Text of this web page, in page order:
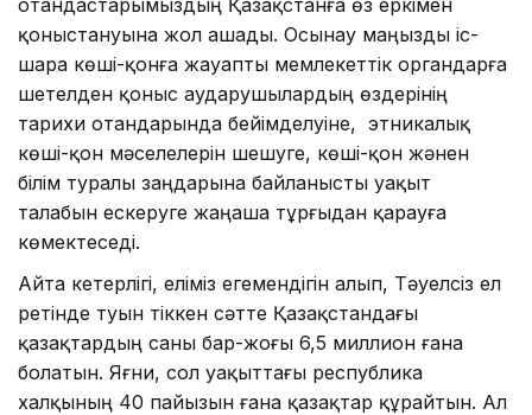
қоныстануына жол ашады. Осынау маңызды іс-
шара көші-қонға жауапты мемлекеттік органдарға
шетелден қоныс аударушылардың өздерінің
тарихи отандарында бейімделуіне, этникалық
көші-қон мәселелерін шешуге, көші-қон жәнен
білім туралы заңдарына байланысты уақыт
талабын ескеруге жаңаша тұрғыдан қарауға
көмектеседі.
Айта кетерлігі, еліміз егемендігін алып, Тәуелсіз ел
ретінде туын тіккен сәтте Қазақстандағы
қазақтардың саны бар-жоғы 6,5 миллион ғана
болатын. Яғни, сол уақыттағы республика
халқының 40 пайызын ғана қазақтар құрайтын. Ал